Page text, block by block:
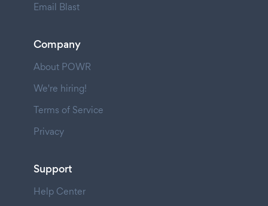
Email Blast
Company
About POWR
We're hiring!
Terms of Service
Privacy
Support
Help Center